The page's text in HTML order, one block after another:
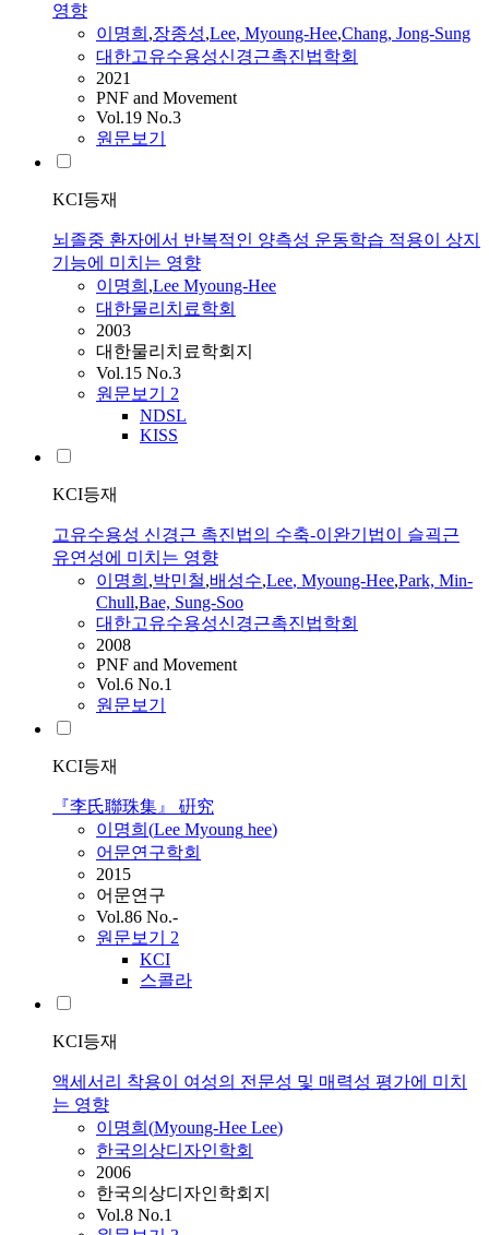
영향
이명희 ,장종성,Lee, Myoung-Hee,Chang, Jong-Sung
대한고유수용성신경근촉진법학회
2021
PNF and Movement
Vol.19 No.3
원문보기
KCI등재
뇌졸중 환자에서 반복적인 양측성 운동학습 적용이 상지
기능에 미치는 영향
이명희 ,Lee Myoung-Hee
대한물리치료학회
2003
대한물리치료학회지
Vol.15 No.3
원문보기 2
NDSL
KISS
KCI등재
고유수용성 신경근 촉진법의 수축-이완기법이 슬괵근
유연성에 미치는 영향
이명희 ,박민철,배성수,Lee, Myoung-Hee,Park, Min-
Chull,Bae, Sung-Soo
대한고유수용성신경근촉진법학회
2008
PNF and Movement
Vol.6 No.1
원문보기
KCI등재
『李氏聯珠集』 硏究
이명희 (Lee Myoung hee)
어문연구학회
2015
어문연구
Vol.86 No.-
원문보기 2
KCI
스콜라
KCI등재
액세서리 착용이 여성의 전문성 및 매력성 평가에 미치
는 영향
이명희 (Myoung-Hee Lee)
한국의상디자인학회
2006
한국의상디자인학회지
Vol.8 No.1